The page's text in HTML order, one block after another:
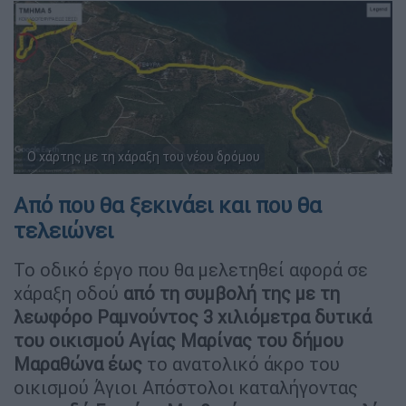
O χάρτης με τη χάραξη του νέου δρόμου
Από που θα ξεκινάει και που θα
τελειώνει
Το οδικό έργο που θα μελετηθεί αφορά σε
χάραξη οδού από τη συμβολή της με τη
λεωφόρο Ραμνούντος 3 χιλιόμετρα δυτικά
του οικισμού Αγίας Μαρίνας του δήμου
Μαραθώνα έως το ανατολικό άκρο του
οικισμού Άγιοι Απόστολοι καταλήγοντας